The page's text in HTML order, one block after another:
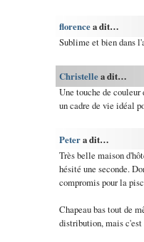
florencea dit…
Sublime et bien dans
Christellea dit…
Une touche de
un cadre de vie idéal
Petera dit…
Très belle maison
hésité une seconde.
compromis pour la
Chapeau bas tout de
distribution, mais